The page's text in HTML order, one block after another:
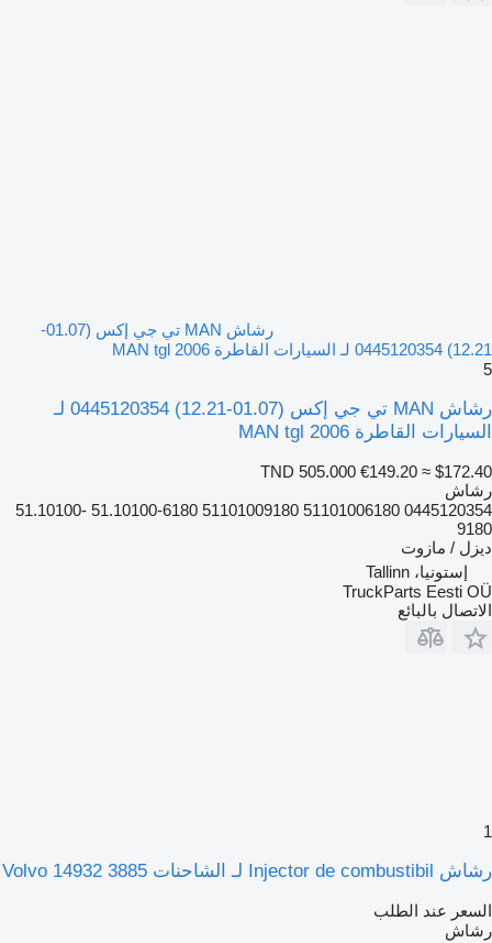
رشاش MAN تي جي إكس (01.07-
12.21) 0445120354 لـ السيارات القاطرة MAN tgl 2006
5
رشاش MAN تي جي إكس (01.07-12.21) 0445120354 لـ
السيارات القاطرة MAN tgl 2006
TND 505.000 €149.20 ≈ $172.40
رشاش
0445120354 51101006180 51101009180 51.10100-6180 51.10100-
9180
ديزل / مازوت
إستونيا، Tallinn
TruckParts Eesti OÜ
الاتصال بالبائع
1
رشاش Injector de combustibil لـ الشاحنات Volvo 14932 3885
السعر عند الطلب
رشاش